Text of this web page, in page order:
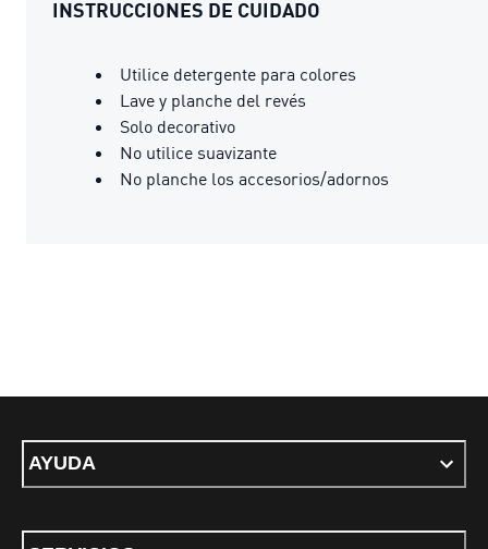
INSTRUCCIONES DE CUIDADO
Utilice detergente para colores
Lave y planche del revés
Solo decorativo
No utilice suavizante
No planche los accesorios/adornos
AYUDA